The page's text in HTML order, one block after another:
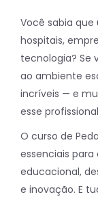
Você sabia
hospitais,
tecnologia? Se
ao ambiente
incríveis — e
esse
O curso de
essenciais
educacional,
e inovação. E